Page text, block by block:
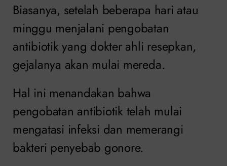
Biasanya, setelah beberapa hari atau
minggu menjalani pengobatan
antibiotik yang dokter ahli resepkan,
gejalanya akan mulai mereda.
Hal ini menandakan bahwa
pengobatan antibiotik telah mulai
mengatasi infeksi dan memerangi
bakteri penyebab gonore.